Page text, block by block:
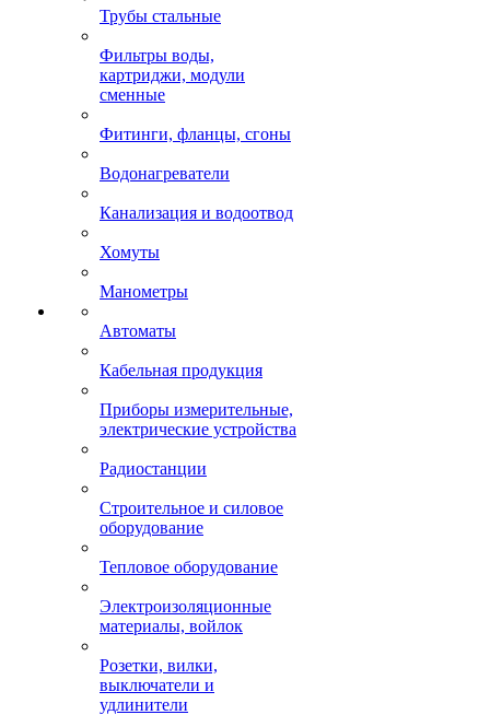
Трубы стальные
Фильтры воды,
картриджи, модули
сменные
Фитинги, фланцы, сгоны
Водонагреватели
Канализация и водоотвод
Хомуты
Манометры
Автоматы
Кабельная продукция
Приборы измерительные,
электрические устройства
Радиостанции
Строительное и силовое
оборудование
Тепловое оборудование
Электроизоляционные
материалы, войлок
Розетки, вилки,
выключатели и
удлинители